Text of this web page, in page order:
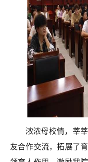
浓浓母校情，莘
友合作交流，拓展了